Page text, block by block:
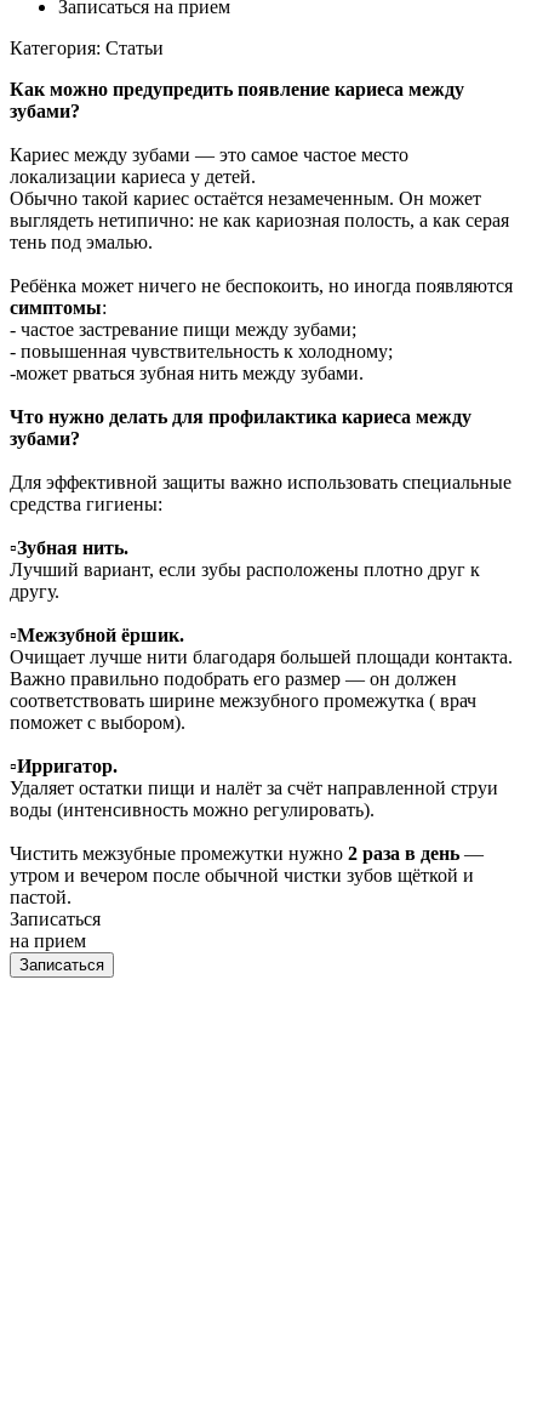
Записаться на прием
Категория: Статьи
Как можно предупредить появление кариеса между
зубами?
Кариес между зубами — это самое частое место
локализации кариеса у детей.
Обычно такой кариес остаётся незамеченным. Он может
выглядеть нетипично: не как кариозная полость, а как серая
тень под эмалью.
Ребёнка может ничего не беспокоить, но иногда появляются
симптомы:
- частое застревание пищи между зубами;
- повышенная чувствительность к холодному;
-может рваться зубная нить между зубами.
Что нужно делать для профилактика кариеса между
зубами?
Для эффективной защиты важно использовать специальные
средства гигиены:
▫️Зубная нить.
Лучший вариант, если зубы расположены плотно друг к
другу.
▫️Межзубной ёршик.
Очищает лучше нити благодаря большей площади контакта.
Важно правильно подобрать его размер — он должен
соответствовать ширине межзубного промежутка ( врач
поможет с выбором).
▫️Ирригатор.
Удаляет остатки пищи и налёт за счёт направленной струи
воды (интенсивность можно регулировать).
Чистить межзубные промежутки нужно 2 раза в день —
утром и вечером после обычной чистки зубов щёткой и
пастой.
Записаться
на прием
Записаться